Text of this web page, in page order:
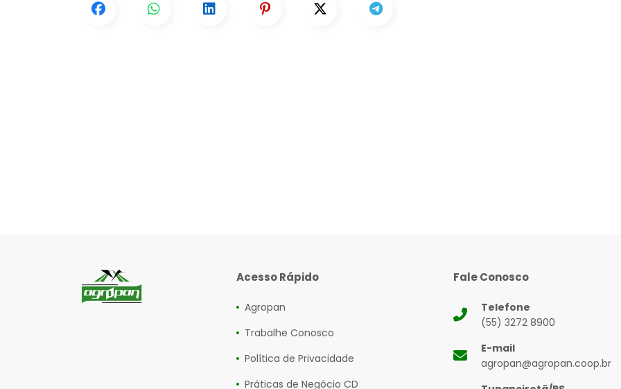
Acesso Rápido
Agropan
Trabalhe Conosco
Política de Privacidade
Práticas de Negócio CD
Fale Conosco
Telefone
(55) 3272 8900
E-mail
agropan@agropan.coop.br